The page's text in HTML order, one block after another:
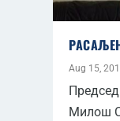
Aug 15,
Милош